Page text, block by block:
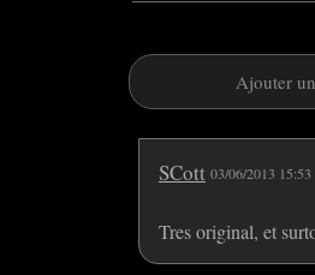
Ajouter
SCott 03/06/2013 15:53
Tres original, et